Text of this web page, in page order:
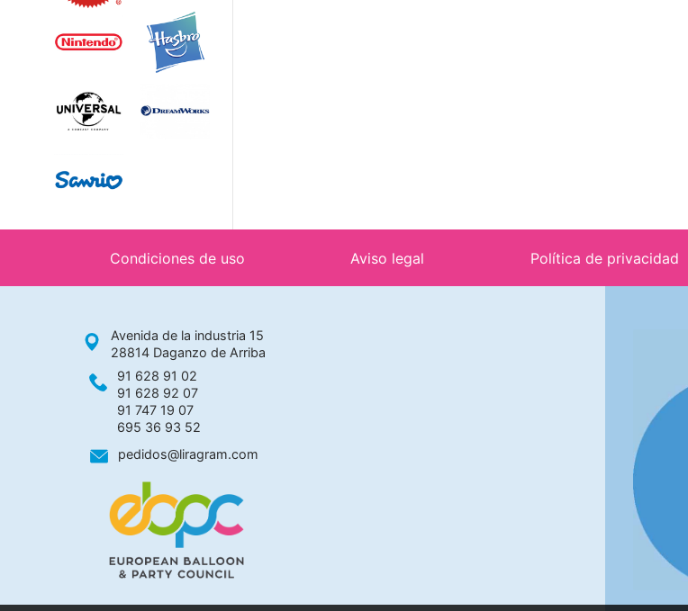
Condiciones de uso Aviso legal Política de privacidad
Avenida de la industria 15
28814 Daganzo de Arriba
91 628 91 02
91 628 92 07
91 747 19 07
695 36 93 52
pedidos@liragram.com